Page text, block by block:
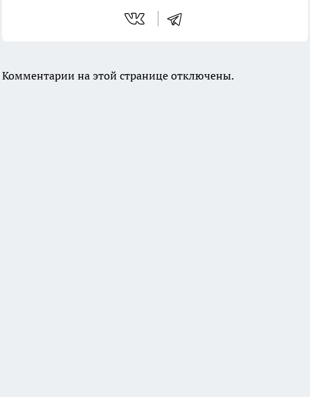
Комментарии на этой странице отключены.